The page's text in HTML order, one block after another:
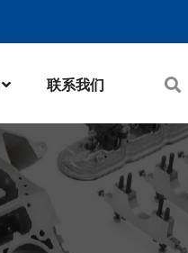
联系我们